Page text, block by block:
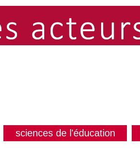
sciences de l'éducation